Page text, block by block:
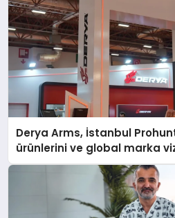
Derya Arms, İstanbul
ürünlerini ve global marka